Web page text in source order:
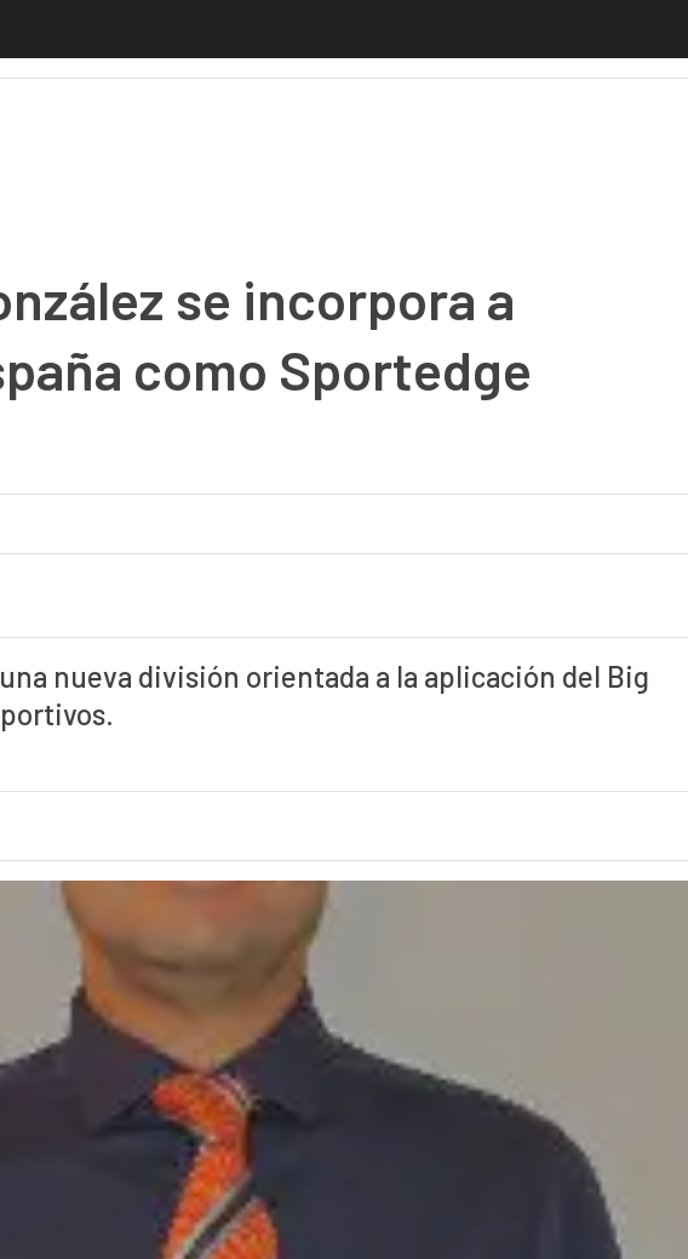
se incorpora a
como Sportedge
nueva división orientada a la aplicación del Big